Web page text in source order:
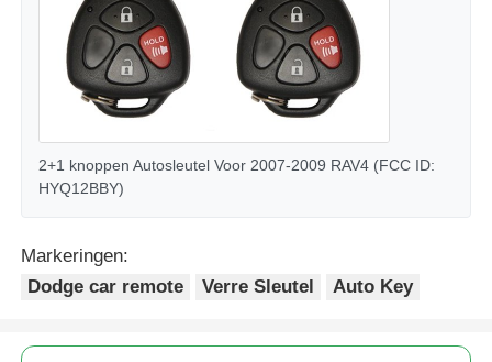
transponderspaander
Sluitmachine
KEYDIY Slimme sleutel
2+1 knoppen Autosleutel Voor 2007-2009 RAV4 (FCC ID:
HYQ12BBY)
Markeringen:
Dodge car remote
Verre Sleutel Auto Key